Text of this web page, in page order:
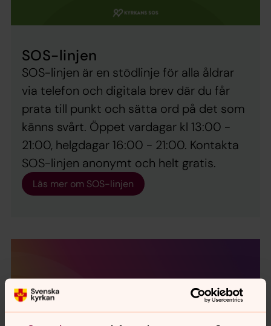
SOS-linjen
SOS-linjen är en stödlinje för alla åldrar
via telefon och digitala brev där du får
prata till punkt och sätta ord på det som
känns svårt. Öppet vardagar kl 13:00 -
21:00, helgdagar 16:00 - 21:00. Kontakta
SOS-linjen anonymt och helt gratis.
Läs mer om SOS-linjen